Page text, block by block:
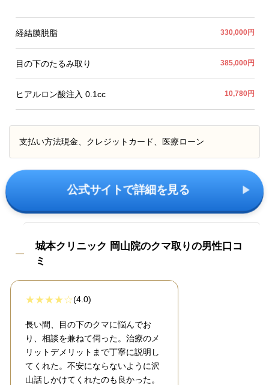
経結膜脱脂 330,000円
目の下のたるみ取り 385,000円
ヒアルロン酸注入 0.1cc 10,780円
支払い方法現金、クレジットカード、医療ローン
公式サイトで詳細を見る
城本クリニック 岡山院のクマ取りの男性口コ
ミ
(4.0)
長い間、目の下のクマに悩んでお
り、相談を兼ねて伺った。治療のメ
リットデメリットまで丁寧に説明し
てくれた。不安にならないように沢
山話しかけてくれたのも良かった。